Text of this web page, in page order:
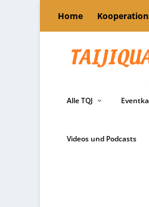
Home
Alle TQJ
Videos und Podcasts